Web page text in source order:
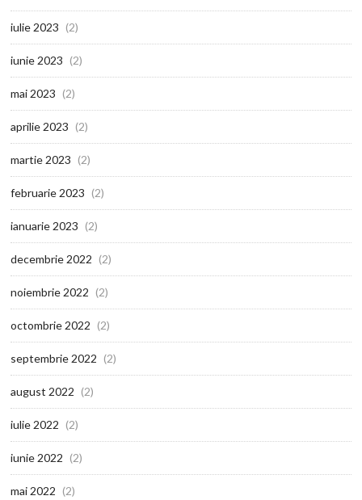
iulie 2023 (2)
iunie 2023 (2)
mai 2023 (2)
aprilie 2023 (2)
martie 2023 (2)
februarie 2023 (2)
ianuarie 2023 (2)
decembrie 2022 (2)
noiembrie 2022 (2)
octombrie 2022 (2)
septembrie 2022 (2)
august 2022 (2)
iulie 2022 (2)
iunie 2022 (2)
mai 2022 (2)